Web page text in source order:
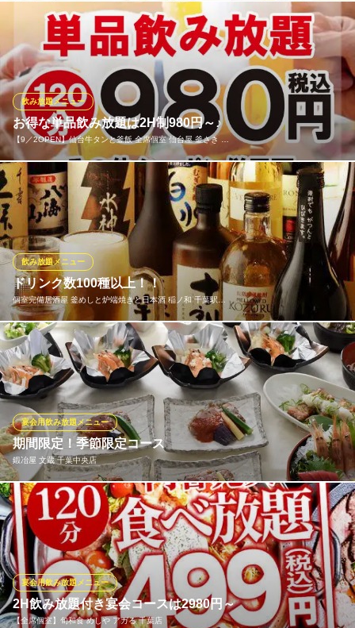
千葉都市モノレール葭川公園駅1番出口 徒歩2分
千葉県千葉市中央区中央2-2-8 秀和ビル4F
喉ごしの良い生ビールを含む充実の飲み放題プランをご用意。生
ビールの爽快さと、できたて料理の香ばしさが織りなす心地よい
時間を、ぜひ当店でご堪能ください。
焼き鳥食べ飲み放題 おすすめ屋 千葉店
本格焼き鳥食べ飲み放題
京成千葉線京成千葉駅 徒歩3分
千葉県千葉市中央区富士見2-4-15 第一東和ビル6F
お得な単品飲み放題は2H制980円～♪
【9／2OPEN】仙台牛タンと釜飯 全席個室 仙台屋 釜さき …
飲み放題メニュー
飲みたい気分の日にピッタリ♪単品飲み放題は2H制980円・3H制2
200円～楽しめます！お料理はお好みでご注文ください！ハイボー
ルやカクテルなど種類も豊富で、仲間とワイワイ飲みや会社帰り
のサクッと飲みにも最適！リーズナブルに思う存分飲めちゃうお
得な単品飲み放題プランです！当日のご予約も受付けておりま
す！
【9／2OPEN】仙台牛タンと釜飯 全席個室 仙台屋 釜さき 千
葉本店
喫煙可能な個室居酒屋
千葉都市モノレール葭川公園駅 徒歩4分
千葉県千葉市中央区富士見2-14-6 LHビル千葉中央3F
ドリンク数100種以上！！
個室完備居酒屋 釜めしと炉端焼きと日本酒 稲ノ和 千葉駅…
飲み放題メニュー
ドリンク数100種以上！カクテル、サワーはもちろん、日本酒、焼
酎、ワイン、シャンパンなど、豊富に取り揃えております。さら
に、飲み放題メニューも充実！コースは全て飲み放題付きとなっ
ておりますのでお得です！当店自慢のお料理に合わせてお好みで
お楽しみください。単品飲み放題のご予約もOK！
個室完備居酒屋 釜めしと炉端焼きと日本酒 稲ノ和 千葉駅前
店
千葉駅前の個室居酒屋
京成千葉線京成千葉駅 徒歩3分
千葉県千葉市中央区富士見2-4-15 第一東和ビル5F
期間限定！季節限定コース
鍛冶屋 文蔵 千葉中央店
宴会用飲み放題メニュー
2時間飲み放題付き！季節により料理内容が変わります。会社のお
集り、歓送迎会、懇親会、各種ご宴会に是非ご利用ください！ ※
写真はイメージです
鍛冶屋 文蔵 千葉中央店
和風居酒屋
京成千葉線千葉中央駅 徒歩1分
2H飲み放題付き宴会コースは2980円～
【全席個室】旬和食 めしや アガる 千葉店
宴会用飲み放題メニュー